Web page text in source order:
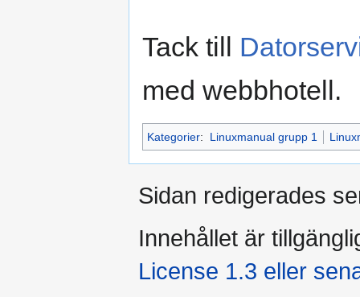
Tack till
med webbhotell.
Kategorier: Linuxmanual grupp 1
Sidan redigerades
Innehållet är
License 1.3 eller